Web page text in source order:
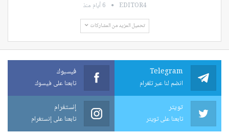
EDITOR4 6 أيام منذ
تحميل المزيد من المشاركات
Telegram
انضم لنا عبر تلغرام
فيسبوك
تابعنا على فيسوك
تويتر
تابعنا على تويتر
إنستغرام
تابعنا على إنستغرام